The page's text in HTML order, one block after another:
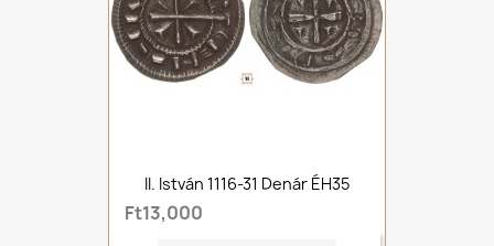
II. István 1116-31 Denár ÉH35
Ft13,000